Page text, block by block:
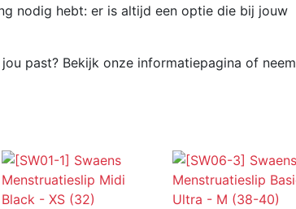
nodig hebt: er is altijd een optie die bij jouw
past? Bekijk onze informatiepagina of neem